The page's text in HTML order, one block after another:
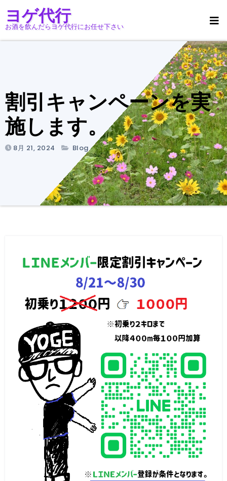
ン
ス
キ
ッ
プ
ヨゲ代行
お酒を飲んだらヨゲ代行にお任せ下さい
割引キャンペーンを実
施します。
8月 21, 2024 Blog